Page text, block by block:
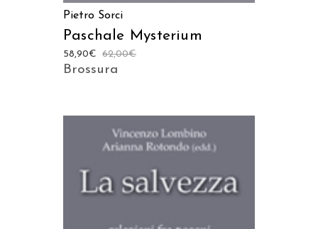
Pietro Sorci
Paschale Mysterium
62,00€
58,90€
Brossura